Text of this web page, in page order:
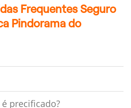
Frequentes Seguro
Pindorama do
precificado?